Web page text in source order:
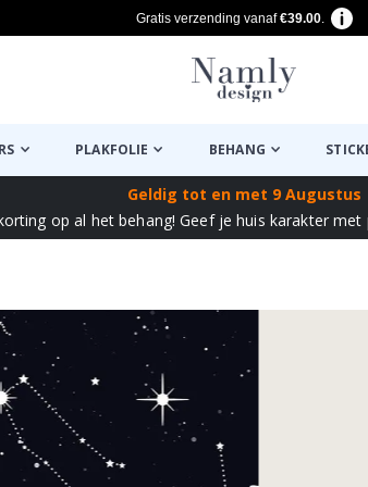
Gratis verzending vanaf€39.00.
PLAKFOLIE BEHANG
Geldig tot en met 9 Augustus
op al het behang! Geef je huis karakter
✔